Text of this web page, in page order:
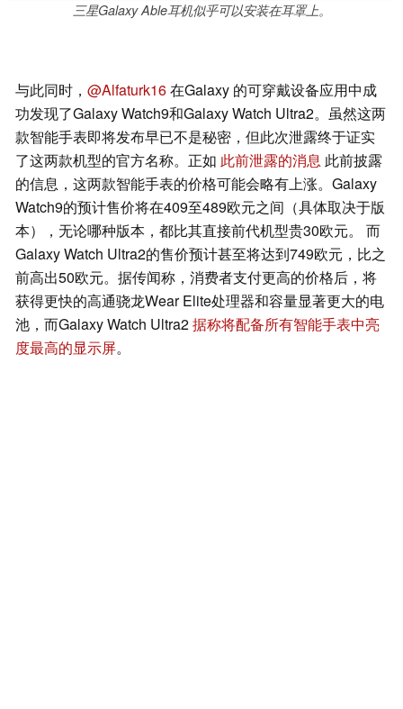
三星Galaxy Able耳机似乎可以安装在耳罩上。
与此同时， @Alfaturk16在Galaxy 的可穿戴设备应用中成
功发现了Galaxy Watch9和Galaxy Watch Ultra2。虽然这两
款智能手表即将发布早已不是秘密，但此次泄露终于证实
了这两款机型的官方名称。正如 此前泄露的消息 此前披露
的信息，这两款智能手表的价格可能会略有上涨。Galaxy
Watch9的预计售价将在409至489欧元之间（具体取决于版
本），无论哪种版本，都比其直接前代机型贵30欧元。 而
Galaxy Watch Ultra2的售价预计甚至将达到749欧元，比之
前高出50欧元。据传闻称，消费者支付更高的价格后，将
获得更快的高通骁龙Wear Elite处理器和容量显著更大的电
池，而Galaxy Watch Ultra2据称将配备所有智能手表中亮
度最高的显示屏。